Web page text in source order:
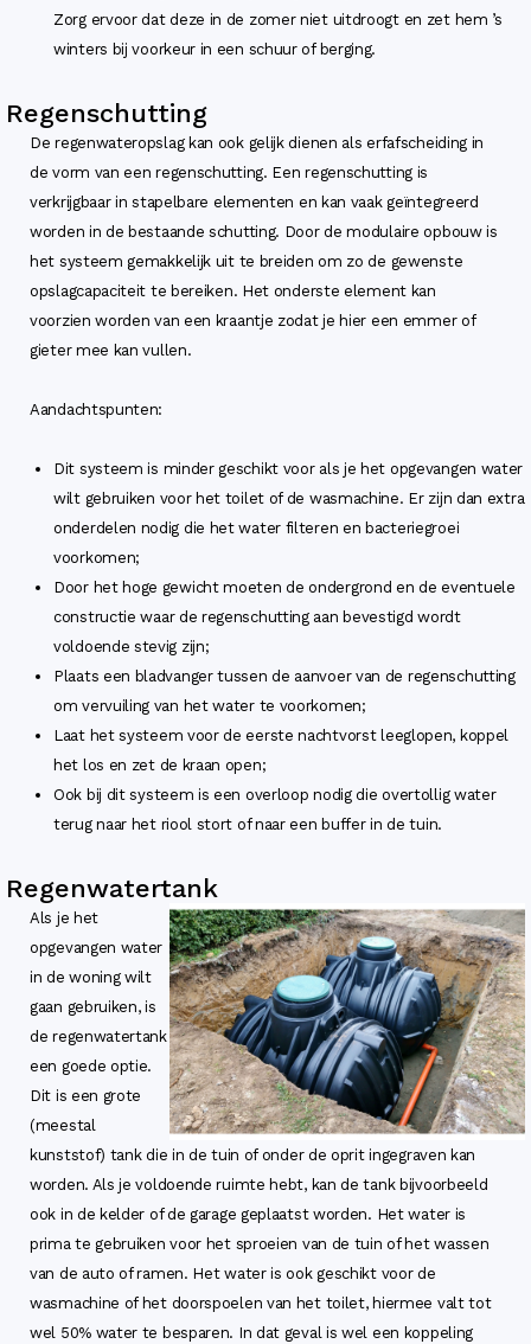
Zorg ervoor dat deze in de zomer niet uitdroogt en zet hem ’s
winters bij voorkeur in een schuur of berging.
Regenschutting
De regenwateropslag kan ook gelijk dienen als erfafscheiding in
de vorm van een regenschutting. Een regenschutting is
verkrijgbaar in stapelbare elementen en kan vaak geïntegreerd
worden in de bestaande schutting. Door de modulaire opbouw is
het systeem gemakkelijk uit te breiden om zo de gewenste
opslagcapaciteit te bereiken. Het onderste element kan
voorzien worden van een kraantje zodat je hier een emmer of
gieter mee kan vullen.
Aandachtspunten:
Dit systeem is minder geschikt voor als je het opgevangen water
wilt gebruiken voor het toilet of de wasmachine. Er zijn dan extra
onderdelen nodig die het water filteren en bacteriegroei
voorkomen;
Door het hoge gewicht moeten de ondergrond en de eventuele
constructie waar de regenschutting aan bevestigd wordt
voldoende stevig zijn;
Plaats een bladvanger tussen de aanvoer van de regenschutting
om vervuiling van het water te voorkomen;
Laat het systeem voor de eerste nachtvorst leeglopen, koppel
het los en zet de kraan open;
Ook bij dit systeem is een overloop nodig die overtollig water
terug naar het riool stort of naar een buffer in de tuin.
Regenwatertank
Als je het
opgevangen water
in de woning wilt
gaan gebruiken, is
de regenwatertank
een goede optie.
Dit is een grote
(meestal
kunststof) tank die in de tuin of onder de oprit ingegraven kan
worden. Als je voldoende ruimte hebt, kan de tank bijvoorbeeld
ook in de kelder of de garage geplaatst worden. Het water is
prima te gebruiken voor het sproeien van de tuin of het wassen
van de auto of ramen. Het water is ook geschikt voor de
wasmachine of het doorspoelen van het toilet, hiermee valt tot
wel 50% water te besparen. In dat geval is wel een koppeling